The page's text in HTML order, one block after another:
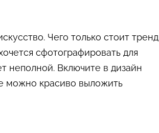
Чего только стоит тренд
сфотографировать для
неполной. Включите в дизайн
можно красиво выложить